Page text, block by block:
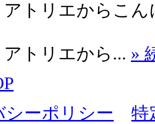
トリエからこん
トリエから... »
シーポリシー
特